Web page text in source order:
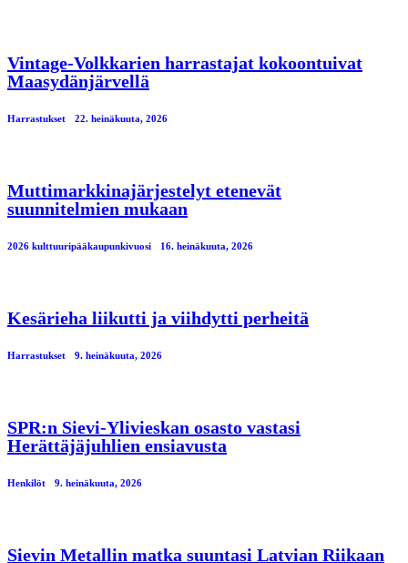
Vintage-Volkkarien harrastajat kokoontuivat
Maasydänjärvellä
Harrastukset 22. heinäkuuta, 2026
Muttimarkkinajärjestelyt etenevät
suunnitelmien mukaan
2026 kulttuuripääkaupunkivuosi 16. heinäkuuta, 2026
Kesärieha liikutti ja viihdytti perheitä
Harrastukset 9. heinäkuuta, 2026
SPR:n Sievi-Ylivieskan osasto vastasi
Herättäjäjuhlien ensiavusta
Henkilöt 9. heinäkuuta, 2026
Sievin Metallin matka suuntasi Latvian Riikaan